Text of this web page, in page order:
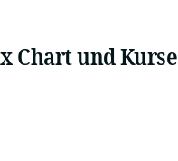
Chart und Kurse